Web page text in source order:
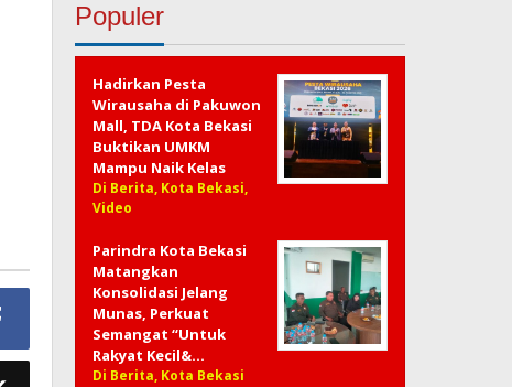
Populer
Hadirkan Pesta
Wirausaha di Pakuwon
Mall, TDA Kota Bekasi
Buktikan UMKM
Mampu Naik Kelas
Di Berita, Kota Bekasi,
Video
Parindra Kota Bekasi
Matangkan
Konsolidasi Jelang
Munas, Perkuat
Semangat “Untuk
Rakyat Kecil&…
Di Berita, Kota Bekasi